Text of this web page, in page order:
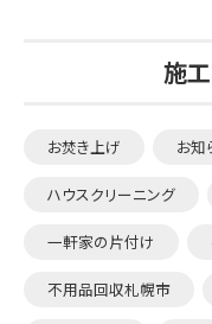
施
お焚き上げ お知
ハウスクリーニング
一軒家の片付け
不用品回収札幌市